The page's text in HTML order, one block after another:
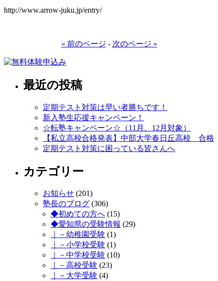
http://www.arrow-juku.jp/entry/
« 前のページ - 次のページ »
最近の投稿
定期テスト対策は早い者勝ちです！
新入塾生応援キャンペーン！
☆転塾キャンペーン☆（11月、12月対象）
【私立高校合格発表】中部大学春日丘高校 合格
定期テスト対策に困っている皆さんへ
カテゴリー
お知らせ (201)
塾長のブログ (306)
◆初めての方へ (15)
◆愛知県の受験情報 (29)
｜－幼稚園受験 (1)
｜－小学校受験 (1)
｜－中学校受験 (10)
｜－高校受験 (23)
｜－大学受験 (4)